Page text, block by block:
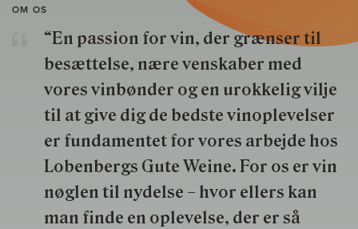
OM OS
“En passion for vin, der grænser til
besættelse, nære venskaber med
vores vinbønder og en urokkelig vilje
til at give dig de bedste vinoplevelser
er fundamentet for vores arbejde hos
Lobenbergs Gute Weine. For os er vin
nøglen til nydelse – hvor ellers kan
man finde en oplevelse, der er så